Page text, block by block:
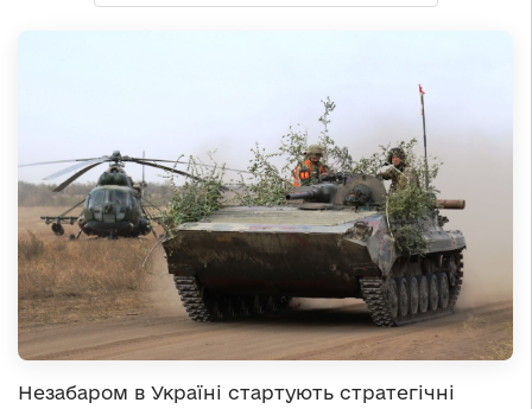
Незабаром в Україні стартують стратегічні